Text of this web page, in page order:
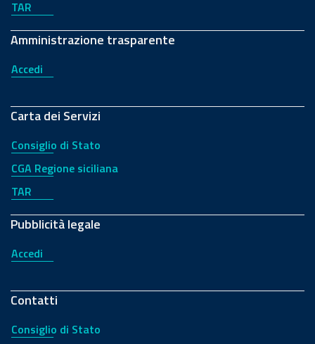
TAR
Amministrazione trasparente
Accedi
Carta dei Servizi
Consiglio di Stato
CGA Regione siciliana
TAR
Pubblicità legale
Accedi
Contatti
Consiglio di Stato